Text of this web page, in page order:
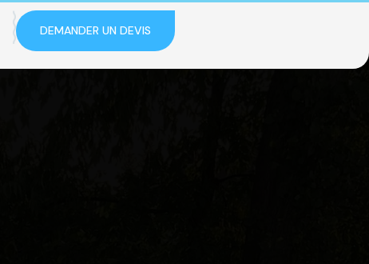
DEMANDER UN DEVIS